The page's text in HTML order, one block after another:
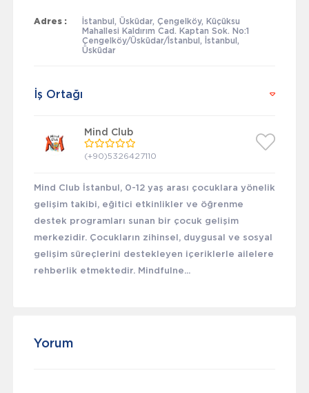
Adres :
İstanbul, Üsküdar, Çengelköy, Küçüksu
Mahallesi Kaldırım Cad. Kaptan Sok. No:1
Çengelköy/Üsküdar/İstanbul, İstanbul,
Üsküdar
İş Ortağı
Mind Club
(+90)5326427110
Mind Club İstanbul, 0-12 yaş arası çocuklara yönelik
gelişim takibi, eğitici etkinlikler ve öğrenme
destek programları sunan bir çocuk gelişim
merkezidir. Çocukların zihinsel, duygusal ve sosyal
gelişim süreçlerini destekleyen içeriklerle ailelere
rehberlik etmektedir. Mindfulne...
Yorum